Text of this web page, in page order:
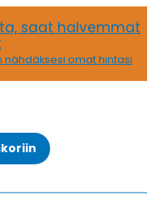
saat halvemmat
nähdäksesi omat hintasi